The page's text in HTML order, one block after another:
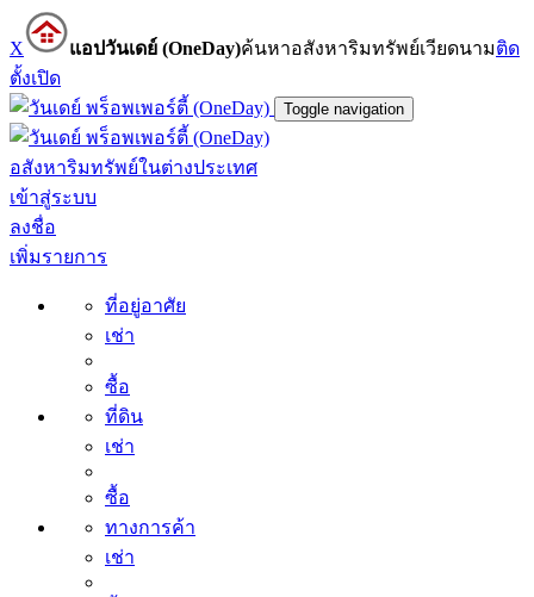
X แอปวันเดย์ (OneDay)ค้นหาอสังหาริมทรัพย์เวียดนามติด
ตั้งเปิด
Toggle navigation
อสังหาริมทรัพย์ในต่างประเทศ
เข้าสู่ระบบ
ลงชื่อ
เพิ่มรายการ
ที่อยู่อาศัย
เช่า
ซื้อ
ที่ดิน
เช่า
ซื้อ
ทางการค้า
เช่า